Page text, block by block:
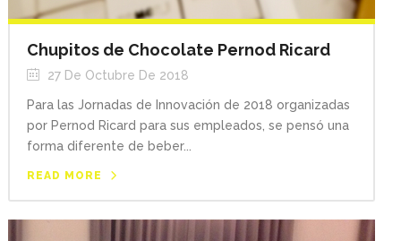
Chupitos de Chocolate Pernod Ricard
27 De Octubre De 2018
Para las Jornadas de Innovación de 2018 organizadas
por Pernod Ricard para sus empleados, se pensó una
forma diferente de beber...
READ MORE